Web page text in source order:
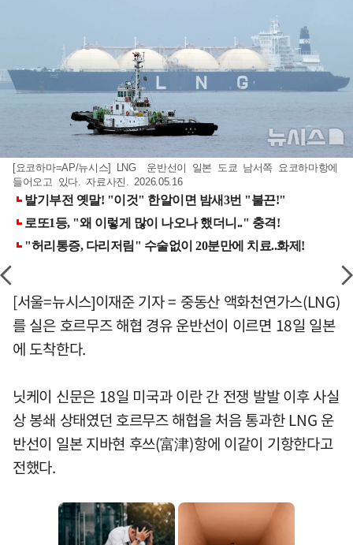
[요코하마=AP/뉴시스] LNG 운반선이 일본 도쿄 남서쪽 요코하마항에
들어오고 있다. 자료사진. 2026.05.16
[서울=뉴시스]이재준 기자 = 중동산 액화천연가스(LNG)
를 실은 호르무즈 해협 경유 운반선이 이르면 18일 일본
에 도착한다.
닛케이 신문은 18일 미국과 이란 간 전쟁 발발 이후 사실
상 봉쇄 상태였던 호르무즈 해협을 처음 통과한 LNG 운
반선이 일본 지바현 후쓰(富津)항에 이같이 기항한다고
전했다.